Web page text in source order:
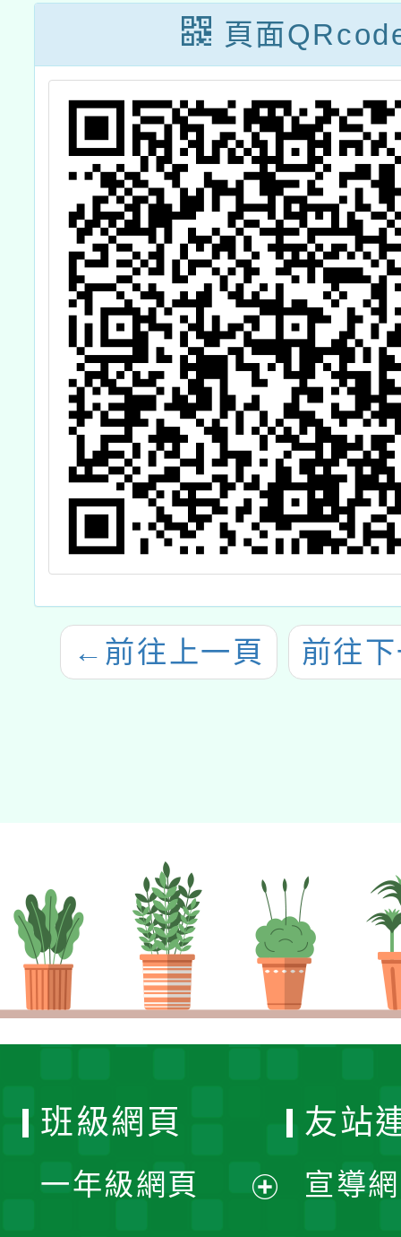
延暨教師環境教
育增能研習『潮
向祕境～和平
島』戶外體驗活
動」
法及
頁面
← 前往上一頁 前往
班級網頁
一年級網頁
友站
宣導